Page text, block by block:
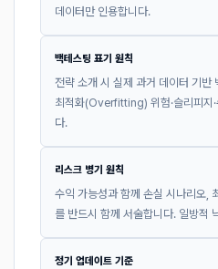
데이터만 인용합니다.
백테스팅 표기 원칙
전략 소개 시 실제 과거 데이터 기반
최적화(Overfitting) 위험·슬리피지·
다.
리스크 병기 원칙
수익 가능성과 함께 손실 시나리오,
를 반드시 함께 서술합니다. 일방적
정기 업데이트 기준